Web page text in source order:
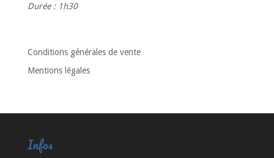
Durée : 1h30
Conditions générales de vente
Mentions légales
Infos